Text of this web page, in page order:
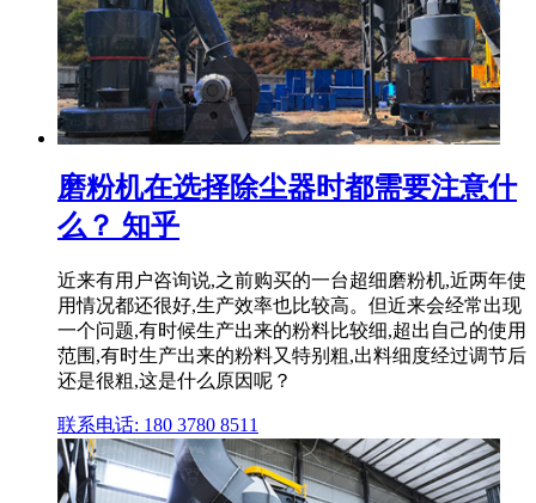
磨粉机在选择除尘器时都需要注意什
么？ 知乎
近来有用户咨询说,之前购买的一台超细磨粉机,近两年使
用情况都还很好,生产效率也比较高。但近来会经常出现
一个问题,有时候生产出来的粉料比较细,超出自己的使用
范围,有时生产出来的粉料又特别粗,出料细度经过调节后
还是很粗,这是什么原因呢？
联系电话: 180 3780 8511